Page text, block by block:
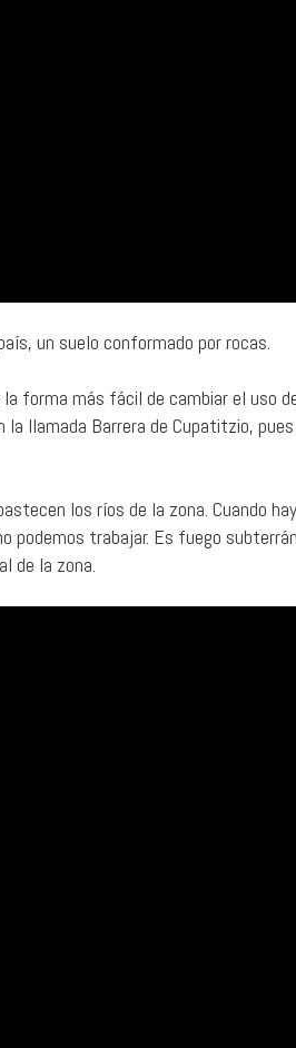
un suelo conformado por rocas.
forma más fácil de cambiar el uso
llamada Barrera de Cupatitzio,
los ríos de la zona. Cuando hay
podemos trabajar. Es fuego
de la zona.